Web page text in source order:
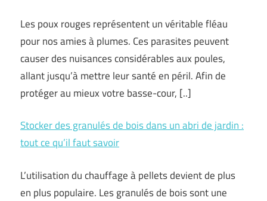
Les poux rouges représentent un véritable fléau
pour nos amies à plumes. Ces parasites peuvent
causer des nuisances considérables aux poules,
allant jusqu’à mettre leur santé en péril. Afin de
protéger au mieux votre basse-cour, [..]
Stocker des granulés de bois dans un abri de jardin :
tout ce qu’il faut savoir
L’utilisation du chauffage à pellets devient de plus
en plus populaire. Les granulés de bois sont une